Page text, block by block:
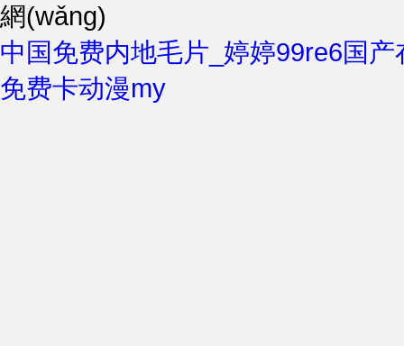
網(wǎng)
中国免费内地毛片_婷婷99re6国
免费卡动漫my